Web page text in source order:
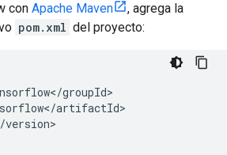
con Apache Maven
, agrega la
pom.xml del proyecto:
version>